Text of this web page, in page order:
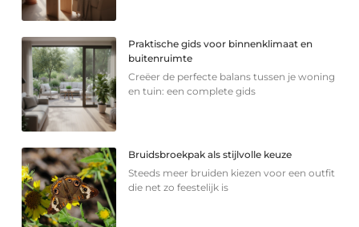
Praktische gids voor binnenklimaat en
buitenruimte
Creëer de perfecte balans tussen je woning
en tuin: een complete gids
Bruidsbroekpak als stijlvolle keuze
Steeds meer bruiden kiezen voor een outfit
die net zo feestelijk is